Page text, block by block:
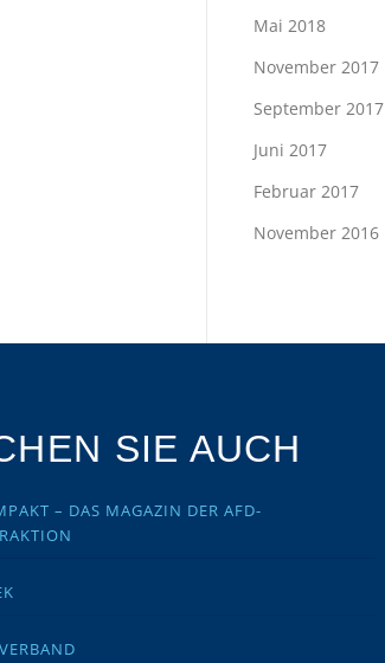
Mai 2018
November 2017
September 2017
Juni 2017
Februar 2017
November 2016
SIE AUCH
– DAS MAGAZIN DER AFD-